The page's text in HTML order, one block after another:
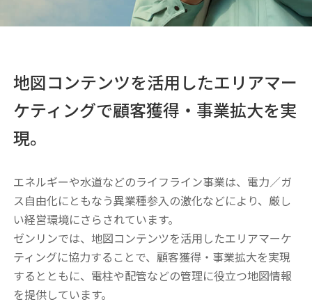
地図コンテンツを活用したエリアマー
ケティングで顧客獲得・事業拡大を実
現。
エネルギーや水道などのライフライン事業は、電力／ガ
ス自由化にともなう異業種参入の激化などにより、厳し
い経営環境にさらされています。
ゼンリンでは、地図コンテンツを活用したエリアマーケ
ティングに協力することで、顧客獲得・事業拡大を実現
するとともに、電柱や配管などの管理に役立つ地図情報
を提供しています。